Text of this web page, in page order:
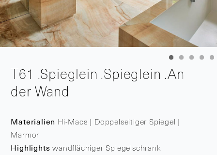
T61 .Spieglein .Spieglein .An
der Wand
Materialien Hi-Macs | Doppelseitiger Spiegel |
Marmor
Highlights wandflächiger Spiegelschrank